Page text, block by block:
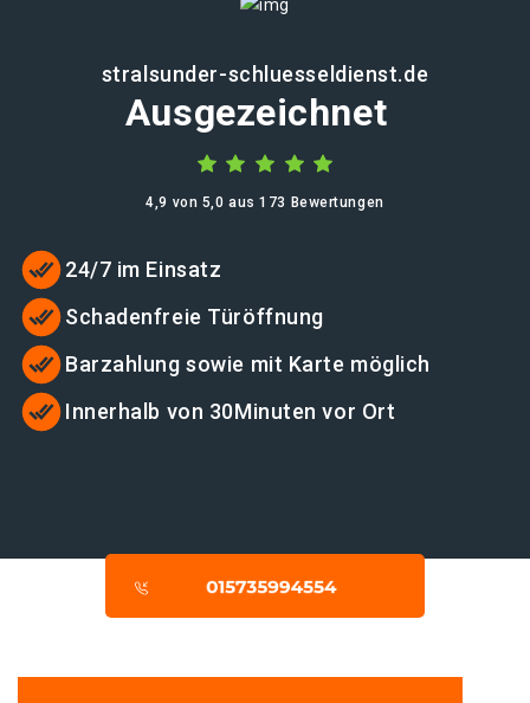
stralsunder-schluesseldienst.de
Ausgezeichnet
4,9 von 5,0 aus 173 Bewertungen
24/7 im Einsatz
Schadenfreie Türöffnung
Barzahlung sowie mit Karte möglich
Innerhalb von 30Minuten vor Ort